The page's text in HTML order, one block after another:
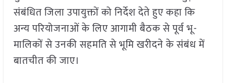
संबंधित जिला उपायुक्तों को निर्देश देते हुए कहा कि
अन्य परियोजनाओं के लिए आगामी बैठक से पूर्व भू-
मालिकों से उनकी सहमति से भूमि खरीदने के संबंध में
बातचीत की जाए।